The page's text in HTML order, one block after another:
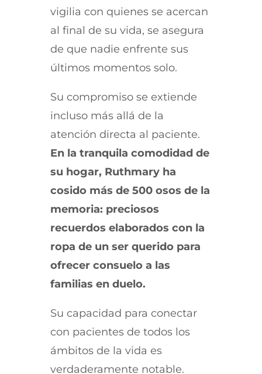
vigilia con quienes se acercan
al final de su vida, se asegura
de que nadie enfrente sus
últimos momentos solo.
Su compromiso se extiende
incluso más allá de la
atención directa al paciente.
En la tranquila comodidad de
su hogar, Ruthmary ha
cosido más de 500 osos de la
memoria: preciosos
recuerdos elaborados con la
ropa de un ser querido para
ofrecer consuelo a las
familias en duelo.
Su capacidad para conectar
con pacientes de todos los
ámbitos de la vida es
verdaderamente notable.